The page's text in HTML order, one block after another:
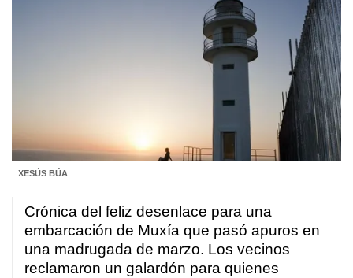
XESÚS BÚA
Crónica del feliz desenlace para una
embarcación de Muxía que pasó apuros en
una madrugada de marzo. Los vecinos
reclamaron un galardón para quienes